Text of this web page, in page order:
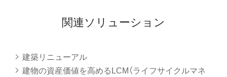
関連ソリューション
建築リニューアル
建物の資産価値を高めるLCM（ライフサイクルマネ